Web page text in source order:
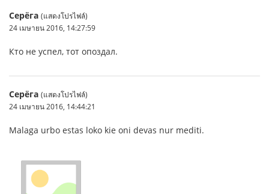
Серёга (แสดงโปรไฟล์)
24 เมษายน 2016, 14:27:59
Кто не успел, тот опоздал.
Серёга (แสดงโปรไฟล์)
24 เมษายน 2016, 14:44:21
Malaga urbo estas loko kie oni devas nur mediti.